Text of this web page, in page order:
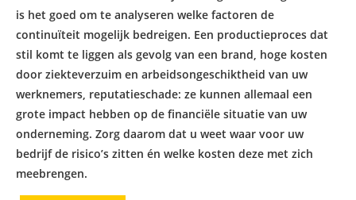
is het goed om te analyseren welke factoren de
continuïteit mogelijk bedreigen. Een productieproces dat
stil komt te liggen als gevolg van een brand, hoge kosten
door ziekteverzuim en arbeidsongeschiktheid van uw
werknemers, reputatieschade: ze kunnen allemaal een
grote impact hebben op de financiële situatie van uw
onderneming. Zorg daarom dat u weet waar voor uw
bedrijf de risico’s zitten én welke kosten deze met zich
meebrengen.